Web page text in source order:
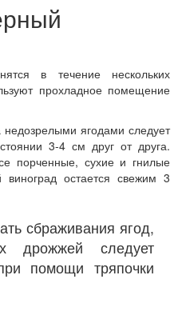
в течение нескольких
прохладное помещение
ягодами следует
3-4 см друг от друга.
порченные, сухие и гнилые
остается свежим 3
сбраживания ягод,
дрожжей следует
помощи тряпочки